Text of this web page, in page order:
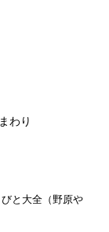
わり
と大全（野原や